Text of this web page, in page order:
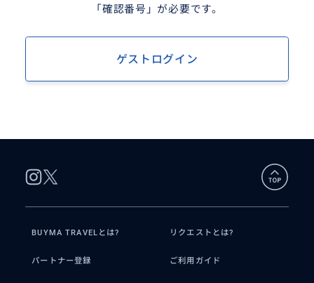
「確認番号」が必要です。
ゲストログイン
BUYMA TRAVELとは? リクエストとは?
パートナー登録 ご利用ガイド